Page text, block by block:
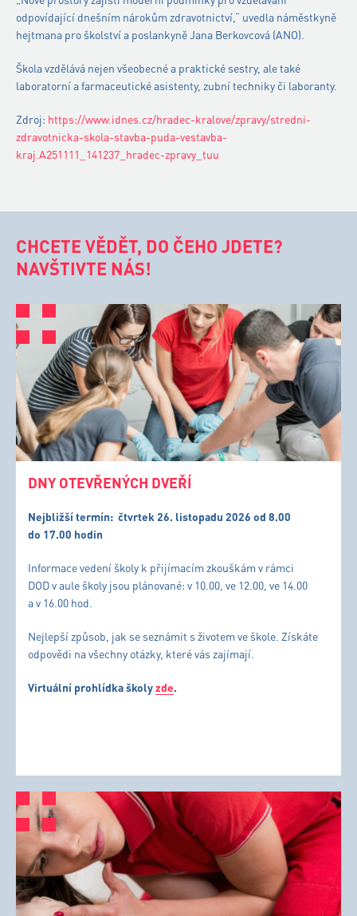
odpovídající dnešním nárokům zdravotnictví,“ uvedla náměstkyně
hejtmana pro školství a poslankyně Jana Berkovcová (ANO).
Škola vzdělává nejen všeobecné a praktické sestry, ale také
laboratorní a farmaceutické asistenty, zubní techniky či laboranty.
Zdroj: https://www.idnes.cz/hradec-kralove/zpravy/stredni-
zdravotnicka-skola-stavba-puda-vestavba-
kraj.A251111_141237_hradec-zpravy_tuu
CHCETE VĚDĚT, DO ČEHO JDETE?
NAVŠTIVTE NÁS!
DNY OTEVŘENÝCH DVEŘÍ
Nejbližší termín: čtvrtek 26. listopadu 2026 od 8.00
do 17.00 hodin
Informace vedení školy k přijímacím zkouškám v rámci
DOD v aule školy jsou plánované: v 10.00, ve 12.00, ve 14.00
a v 16.00 hod.
Nejlepší způsob, jak se seznámit s životem ve škole. Získáte
odpovědi na všechny otázky, které vás zajímají.
Virtuální prohlídka školyzde.